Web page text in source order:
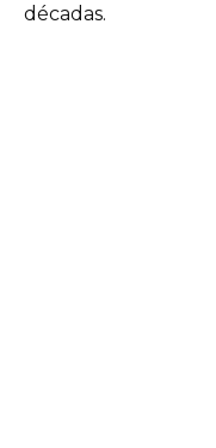
décadas.